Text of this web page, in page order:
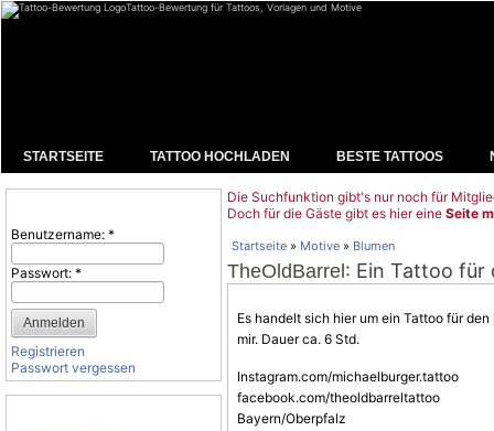
Tattoo-Bewertung für Tattoos, Vorlagen und Motive
STARTSEITE TATTOO HOCHLADEN BESTE TATTOOS
Benutzername: *
Passwort: *
Registrieren
Passwort vergessen
Die Suchfunktion gibt's nur noch für
Doch für die Gäste gibt es hier eine Seite
Startseite » Motive » Blumen
TheOldBarrel : Ein Tattoo für
Es handelt sich hier um ein Tattoo für
mir. Dauer ca. 6 Std.
Instagram.com/michaelburger.tattoo
facebook.com/theoldbarreltattoo
Bayern/Oberpfalz